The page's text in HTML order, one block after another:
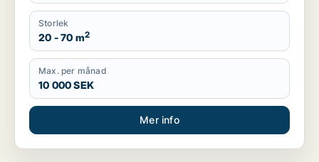
Storlek
20 - 70 m2
Max. per månad
10 000 SEK
Mer info